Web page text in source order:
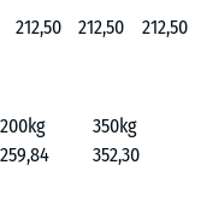
212,50 212,50 212,50
200kg
350kg
259,84 352,30